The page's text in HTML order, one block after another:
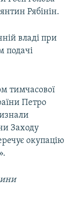
Рябінін.
владі при
подачі
тимчасової
Петро
Заходу
окупацію